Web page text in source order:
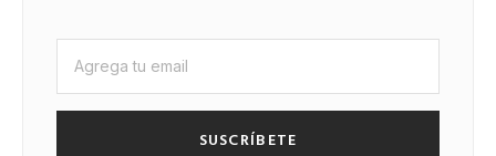
SUSCRÍBETE